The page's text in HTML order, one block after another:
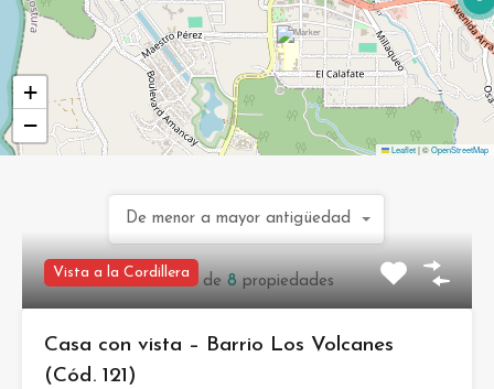
+
−
Leaflet|©OpenStreetMap
1 a6 de 8 propiedades
De menor a mayor antigüedad
Vista a la Cordillera
Casa con vista – Barrio Los Volcanes
(Cód. 121)